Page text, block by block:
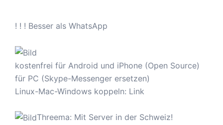
! ! ! Besser als WhatsApp
kostenfrei für Android und iPhone (Open Source)
für PC (Skype-Messenger ersetzen)
Linux-Mac-Windows koppeln: Link
Threema: Mit Server in der Schweiz!